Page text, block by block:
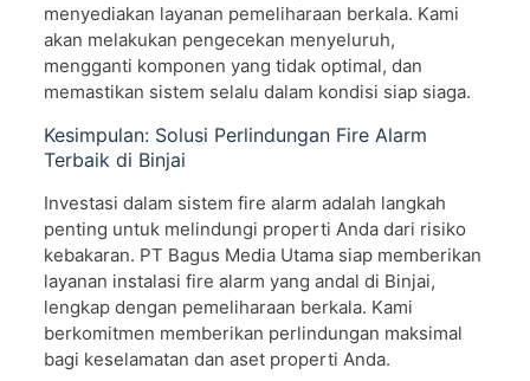
menyediakan layanan pemeliharaan berkala. Kami
akan melakukan pengecekan menyeluruh,
mengganti komponen yang tidak optimal, dan
memastikan sistem selalu dalam kondisi siap siaga.
Kesimpulan: Solusi Perlindungan Fire Alarm
Terbaik di Binjai
Investasi dalam sistem fire alarm adalah langkah
penting untuk melindungi properti Anda dari risiko
kebakaran. PT Bagus Media Utama siap memberikan
layanan instalasi fire alarm yang andal di Binjai,
lengkap dengan pemeliharaan berkala. Kami
berkomitmen memberikan perlindungan maksimal
bagi keselamatan dan aset properti Anda.